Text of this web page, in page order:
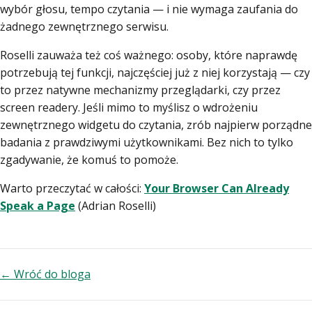
wybór głosu, tempo czytania — i nie wymaga zaufania do
żadnego zewnętrznego serwisu.
Roselli zauważa też coś ważnego: osoby, które naprawdę
potrzebują tej funkcji, najczęściej już z niej korzystają — czy
to przez natywne mechanizmy przeglądarki, czy przez
screen readery. Jeśli mimo to myślisz o wdrożeniu
zewnętrznego widgetu do czytania, zrób najpierw porządne
badania z prawdziwymi użytkownikami. Bez nich to tylko
zgadywanie, że komuś to pomoże.
Warto przeczytać w całości: Your Browser Can Already
Speak a Page (Adrian Roselli)
← Wróć do bloga